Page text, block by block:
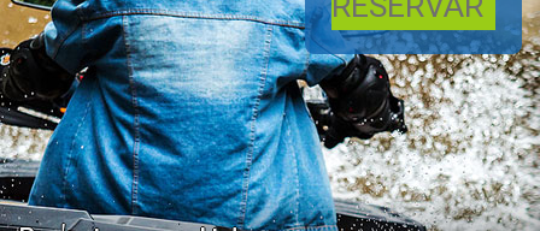
Cuatrimotos
Punta Cana